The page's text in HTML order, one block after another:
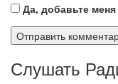
Да, добавьте
Слушать